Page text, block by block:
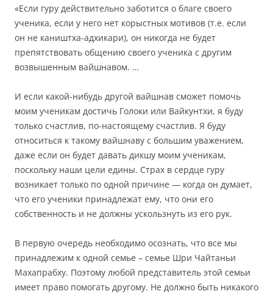
«Если гуру действительно заботится о благе своего
ученика, если у него нет корыстных мотивов (т.е. если
он не каништха-адхикари), он никогда не будет
препятствовать общению своего ученика с другим
возвышенным вайшнавом. …
И если какой-нибудь другой вайшнав сможет помочь
моим ученикам достичь Голоки или Вайкунтхи, я буду
только счастлив, по-настоящему счастлив. Я буду
относиться к такому вайшнаву с большим уважением,
даже если он будет давать дикшу моим ученикам,
поскольку наши цели едины. Страх в сердце гуру
возникает только по одной причине — когда он думает,
что его ученики принадлежат ему, что они его
собственность и не должны ускользнуть из его рук.
В первую очередь необходимо осознать, что все мы
принадлежим к одной семье – семье Шри Чайтаньи
Махапрабху. Поэтому любой представитель этой семьи
имеет право помогать другому. Не должно быть никакого